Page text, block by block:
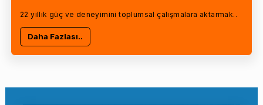
22 yıllık güç ve deneyimini toplumsal çalışmalara aktarmak..
Daha Fazlası..